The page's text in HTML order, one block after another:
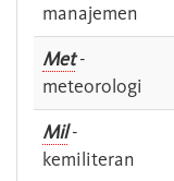
manajemen
Met-
meteorologi
Mil-
kemiliteran